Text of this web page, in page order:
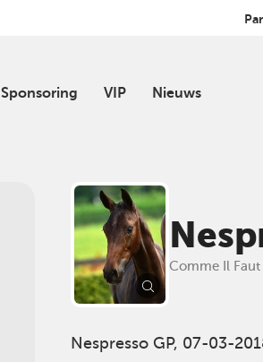
Sponsoring VIP Nieuws
Comme Il
Nespresso GP, 07-03-